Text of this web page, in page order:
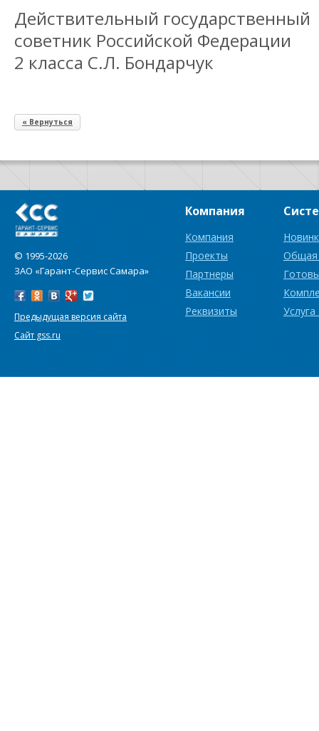
Действительный государственный
советник Российской Федерации
2 класса С.Л. Бондарчук
« Вернуться
© 1995-2026
ЗАО «Гарант-Сервис Самара»
Предыдущая версия сайта
Сайт gss.ru
Компания
Компания
Проекты
Партнеры
Вакансии
Реквизиты
Общая